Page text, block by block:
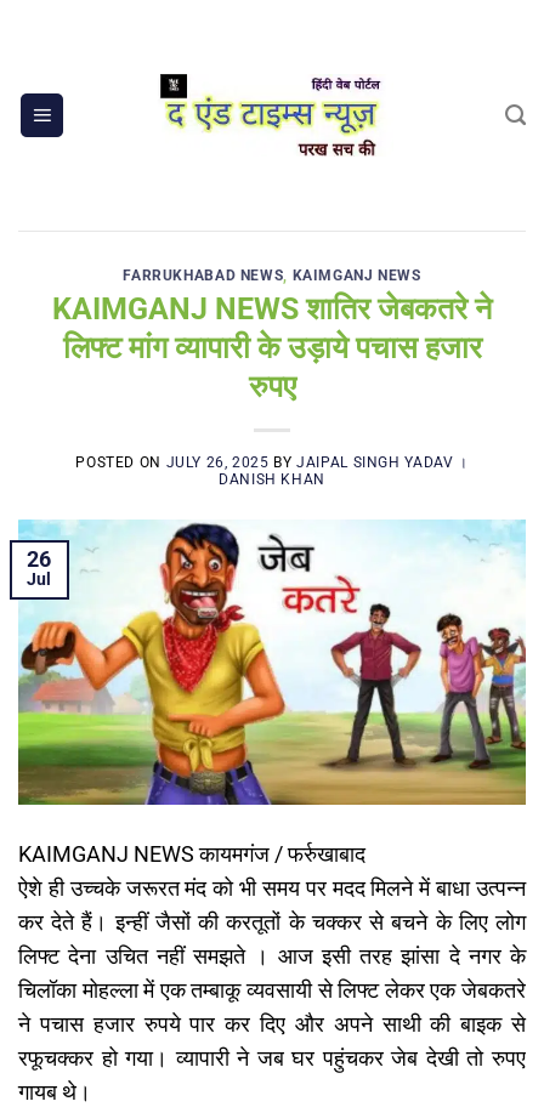
FARRUKHABAD NEWS, KAIMGANJ NEWS
KAIMGANJ NEWS शातिर जेबकतरे ने
लिफ्ट मांग व्यापारी के उड़ाये पचास हजार
रुपए
POSTED ON JULY 26, 2025 BYJAIPAL SINGH YADAV ।
DANISH KHAN
26
Jul
KAIMGANJ NEWS कायमगंज / फर्रुखाबाद
ऐशे ही उच्चके जरूरत मंद को भी समय पर मदद मिलने में बाधा उत्पन्न
कर देते हैं। इन्हीं जैसों की करतूतों के चक्कर से बचने के लिए लोग
लिफ्ट देना उचित नहीं समझते । आज इसी तरह झांसा दे नगर के
चिलॉका मोहल्ला में एक तम्बाकू व्यवसायी से लिफ्ट लेकर एक जेबकतरे
ने पचास हजार रुपये पार कर दिए और अपने साथी की बाइक से
रफूचक्कर हो गया। व्यापारी ने जब घर पहुंचकर जेब देखी तो रुपए
गायब थे।